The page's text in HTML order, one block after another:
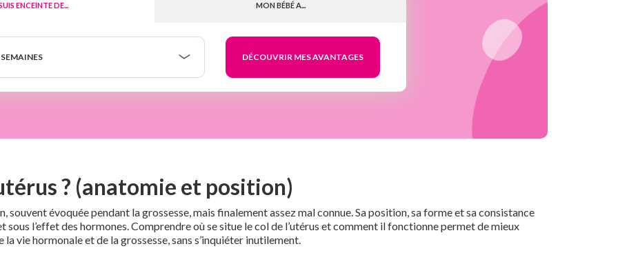
ENCEINTE DE... MON BÉBÉ A...
? (anatomie et position)
souvent évoquée pendant la grossesse, mais finalement assez mal connue. Sa position, sa forme et sa consistance
l’effet des hormones. Comprendre où se situe le col de l’utérus et comment il fonctionne permet de mieux
vie hormonale et de la grossesse, sans s’inquiéter inutilement.